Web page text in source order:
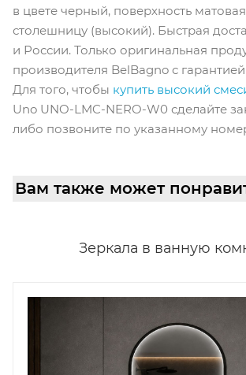
в цвете черный, поверхность
столешницу (высокий). Быстрая
и России. Только оригинальная
производителя BelBagno с
Для того, чтобы купить высокий
Uno UNO-LMC-NERO-W0 сделайте
либо позвоните по указанному
Вам также может
Зеркала в ванную